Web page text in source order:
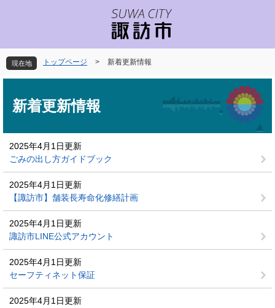
先
頭
を
飛
文
現在地 トップページ > 新着更新情報
新着更新情報
2025年4月1日更新
ごみの出し方ガイドブック
2025年4月1日更新
【諏訪市】舗装長寿命化修繕計画
2025年4月1日更新
諏訪市LINE公式アカウント
2025年4月1日更新
セーフティネット保証
2025年4月1日更新